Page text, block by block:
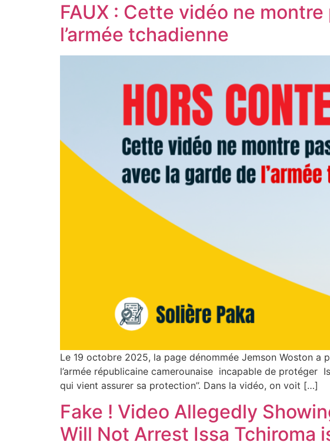
FAUX : Cette vidéo ne
l’armée tchadienne
Le 19 octobre 2025, la page dénommée Jemson Woston a
l’armée républicaine camerounaise incapable de protéger
qui vient assurer sa protection’’. Dans la vidéo, on voit […]
Fake ! Video Allegedly
Will Not Arrest Issa Tchiroma